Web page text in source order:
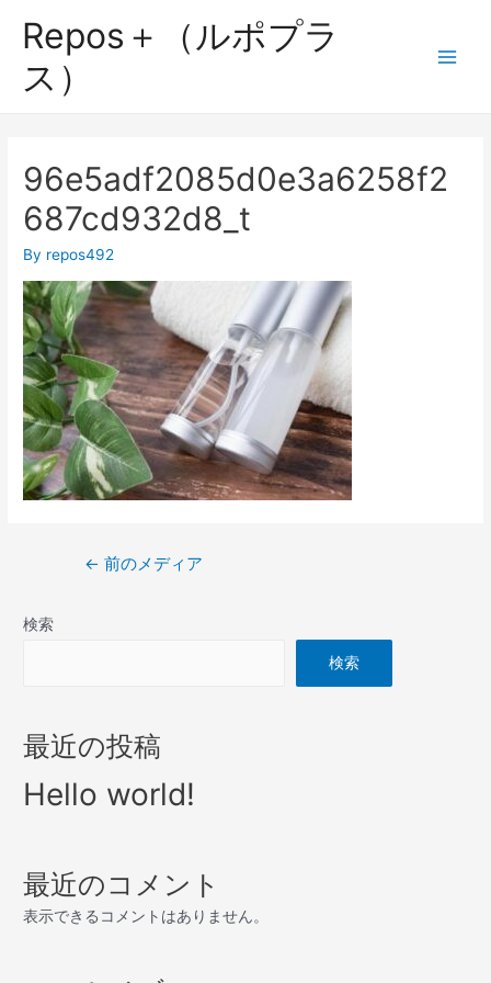
Repos＋（ルポプラ
ス）
96e5adf2085d0e3a6258f2
687cd932d8_t
By repos492
← 前のメディア
検索
検索
最近の投稿
Hello world!
最近のコメント
表示できるコメントはありません。